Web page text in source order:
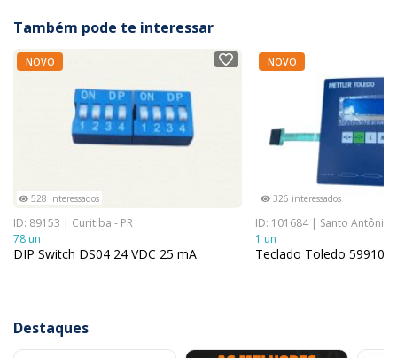
Também pode te interessar
NOVO
528 interessados
ID: 89153 | Curitiba - PR
78 un
DIP Switch DS04 24 VDC 25 mA
NOVO
326 interessados
ID: 101684 | Santo Antônio
1 un
Teclado Toledo
Destaques